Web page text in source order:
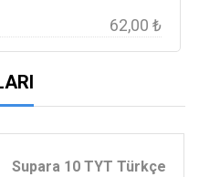
62,00 ₺
Supara 10 TYT Türkçe